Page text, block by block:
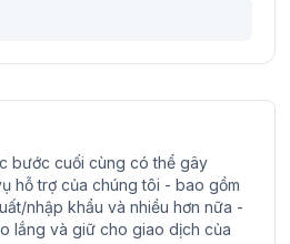
bước cuối cùng có thể gây
hỗ trợ của chúng tôi - bao gồm
nhập khẩu và nhiều hơn nữa -
lắng và giữ cho giao dịch của